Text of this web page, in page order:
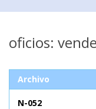
oficios:
Archivo
N-052